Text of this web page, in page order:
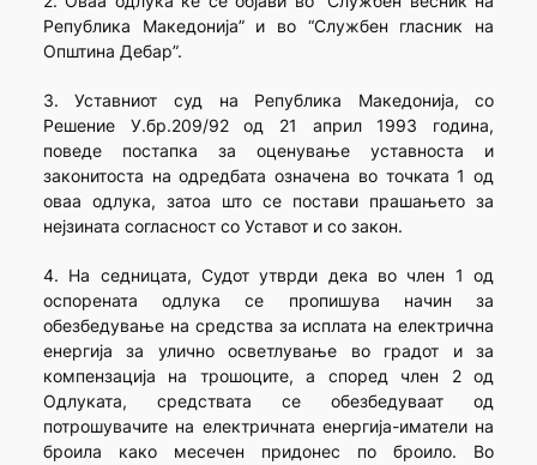
Република Македонија” и во “Службен гласник на
Општина Дебар”.
3. Уставниот суд на Република Македонија, со
Решение У.бр.209/92 од 21 април 1993 година,
поведе постапка за оценување уставноста и
законитоста на одредбата означена во точката 1 од
оваа одлука, затоа што се постави прашањето за
нејзината согласност со Уставот и со закон.
4. На седницата, Судот утврди дека во член 1 од
оспорената одлука се пропишува начин за
обезбедување на средства за исплата на електрична
енергија за улично осветлување во градот и за
компензација на трошоците, а според член 2 од
Одлуката, средствата се обезбедуваат од
потрошувачите на електричната енергија-иматели на
броила како месечен придонес по броило. Во